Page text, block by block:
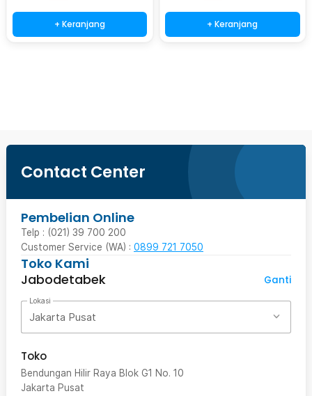
+ Keranjang + Keranjang
Contact Center
Pembelian Online
Telp : (021) 39 700 200
Customer Service (WA) : 0899 721 7050
Toko Kami
Jabodetabek
Ganti
Lokasi
Jakarta Pusat
Toko
Bendungan Hilir Raya Blok G1 No. 10
Jakarta Pusat